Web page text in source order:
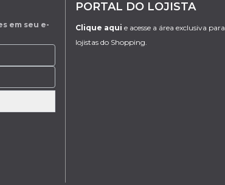
em seu e-
PORTAL DO LOJISTA
Clique aqui e acesse a área exclusiva para
lojistas do Shopping.